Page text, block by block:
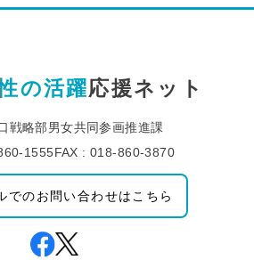
の活躍応援ネット
戦略部男女共同参画推進課
1555FAX : 018-860-3870
でのお問い合わせはこちら